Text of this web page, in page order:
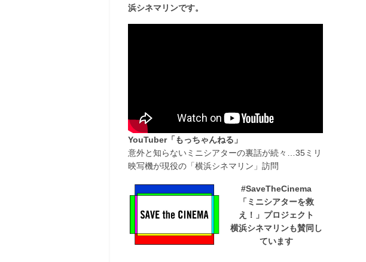
浜シネマリンです。
YouTuber「もっちゃんねる」
意外と知らないミニシアターの裏話が続々…35ミリ
映写機が現役の「横浜シネマリン」訪問
#SaveTheCinema
「ミニシアターを救
え！」プロジェクト
横浜シネマリンも賛同し
ています